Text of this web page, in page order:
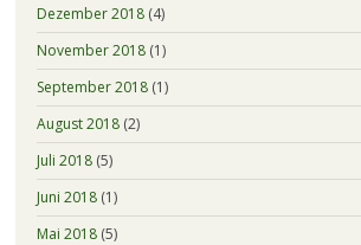
Dezember 2018(4)
November 2018(1)
September 2018(1)
August 2018(2)
Juli 2018(5)
Juni 2018(1)
Mai 2018(5)